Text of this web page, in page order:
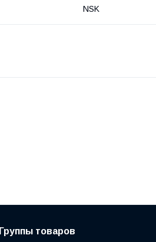
NSK
Группы товаров